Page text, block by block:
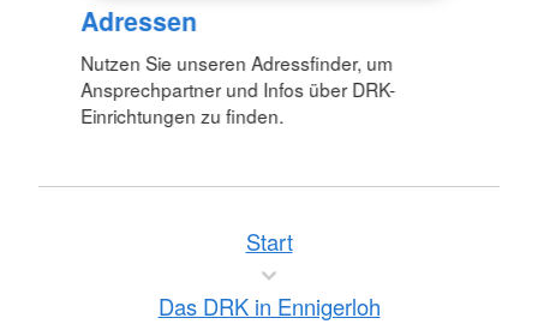
Adressen
Nutzen Sie unseren Adressfinder, um
Ansprechpartner und Infos über DRK-
Einrichtungen zu finden.
Start
Das DRK in Ennigerloh